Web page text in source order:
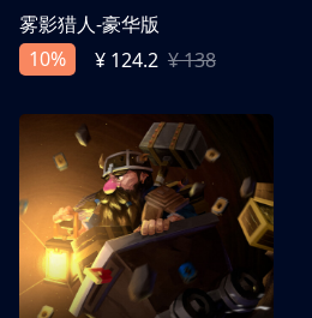
雾影猎人-豪华版
10%
¥ 124.2 ¥ 138